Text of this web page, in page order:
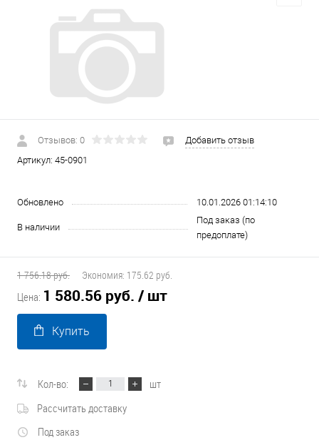
Отзывов: 0
Добавить отзыв
Артикул: 45-0901
Обновлено 10.01.2026 01:14:10
В наличии
Под заказ (по
предоплате)
1 756.18 руб. Экономия: 175.62 руб.
Цена: 1 580.56 руб. / шт
Купить
Кол-во:
шт
Рассчитать доставку
Под заказ